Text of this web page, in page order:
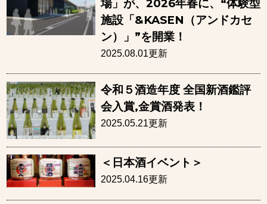
場」が、2026年春に、“体験型
施設「&KASEN（アンドカセ
ン）」”を開業！
2025.08.01更新
令和５酒造年度 全国新酒鑑評
会入賞,金賞酒発表！
2025.05.21更新
＜日本酒イベント＞
2025.04.16更新